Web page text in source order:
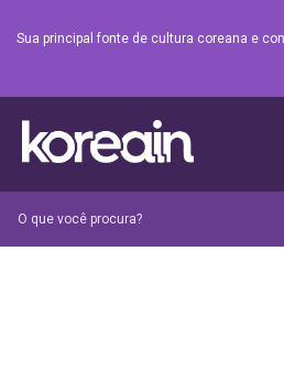
Sua principal fonte de cultura coreana e